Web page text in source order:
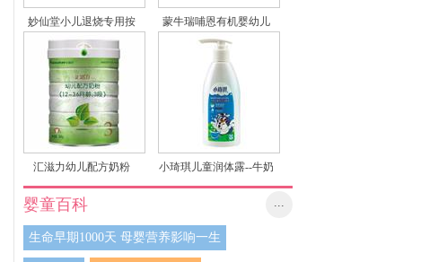
妙仙堂小儿退烧专用按
摩油
蒙牛瑞哺恩有机婴幼儿
奶粉
汇滋力幼儿配方奶粉 小琦琪儿童润体露--牛奶
...
婴童百科
生命早期1000天 母婴营养影响一生